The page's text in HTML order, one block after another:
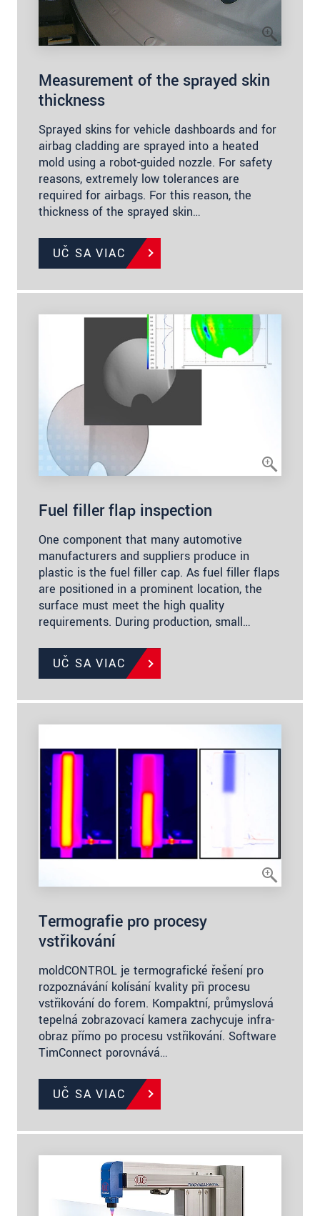
Measurement of the sprayed skin
thickness
Sprayed skins for vehicle dashboards and for
airbag cladding are sprayed into a heated
mold using a robot-guided nozzle. For safety
reasons, extremely low tolerances are
required for airbags. For this reason, the
thickness of the sprayed skin…
UČ SA VIAC
Fuel filler flap inspection
One component that many automotive
manufacturers and suppliers produce in
plastic is the fuel filler cap. As fuel filler flaps
are positioned in a prominent location, the
surface must meet the high quality
requirements. During production, small…
UČ SA VIAC
Termografie pro procesy
vstřikování
moldCONTROL je termografické řešení pro
rozpoznávání kolísání kvality při procesu
vstřikování do forem. Kompaktní, průmyslová
tepelná zobrazovací kamera zachycuje infra-
obraz přímo po procesu vstřikování. Software
TimConnect porovnává…
UČ SA VIAC